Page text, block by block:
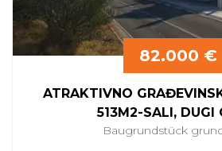
82.000 €
ATRAKTIVNO
513M2-SALI, DUGI
Baugrundstück